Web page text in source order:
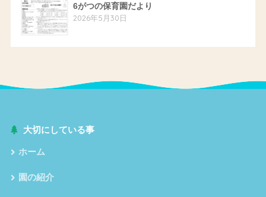
6がつの保育園だより
2026年5月30日
大切にしている事
ホーム
園の紹介